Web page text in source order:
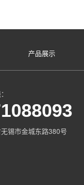
产品展示
锡市金城东路380号